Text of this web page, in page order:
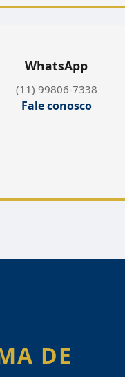
WhatsApp
(11) 99806-7338
Fale conosco
DE